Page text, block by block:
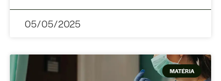
05/05/2025
MATÉRIA